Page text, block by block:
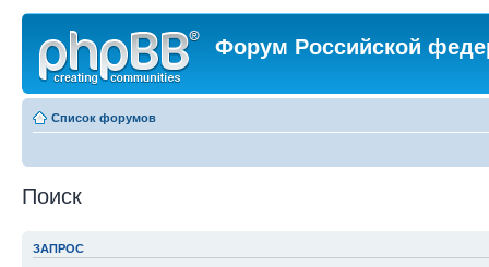
Форум Российской
Список форумов
Поиск
ЗАПРОС